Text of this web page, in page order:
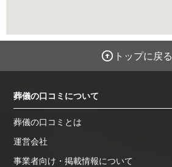
トップに戻る
葬儀の口コミについて
葬儀の口コミとは
運営会社
事業者向け・掲載情報について